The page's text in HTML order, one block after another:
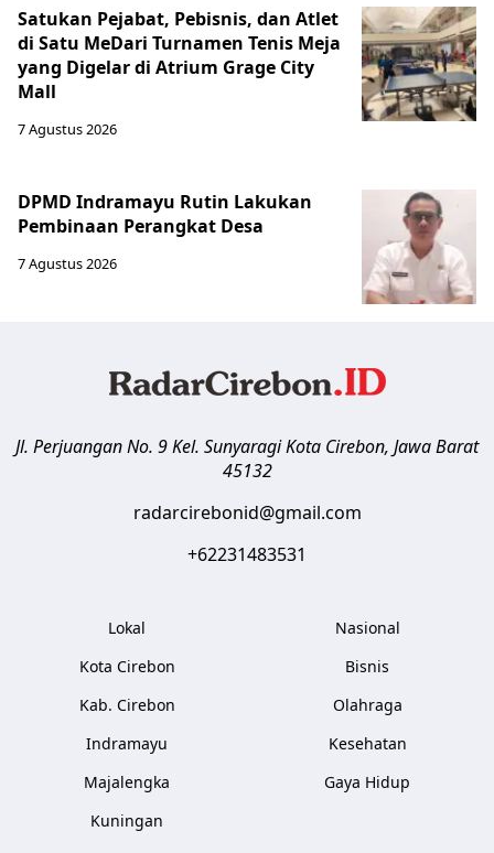
Satukan Pejabat, Pebisnis, dan Atlet
di Satu MeDari Turnamen Tenis Meja
yang Digelar di Atrium Grage City
Mall
7 Agustus 2026
DPMD Indramayu Rutin Lakukan
Pembinaan Perangkat Desa
7 Agustus 2026
Jl. Perjuangan No. 9 Kel. SunyaragiKota Cirebon, Jawa Barat
45132
radarcirebonid@gmail.com
+62231483531
Lokal
Kota Cirebon
Kab. Cirebon
Indramayu
Majalengka
Kuningan
Nasional
Bisnis
Olahraga
Kesehatan
Gaya Hidup